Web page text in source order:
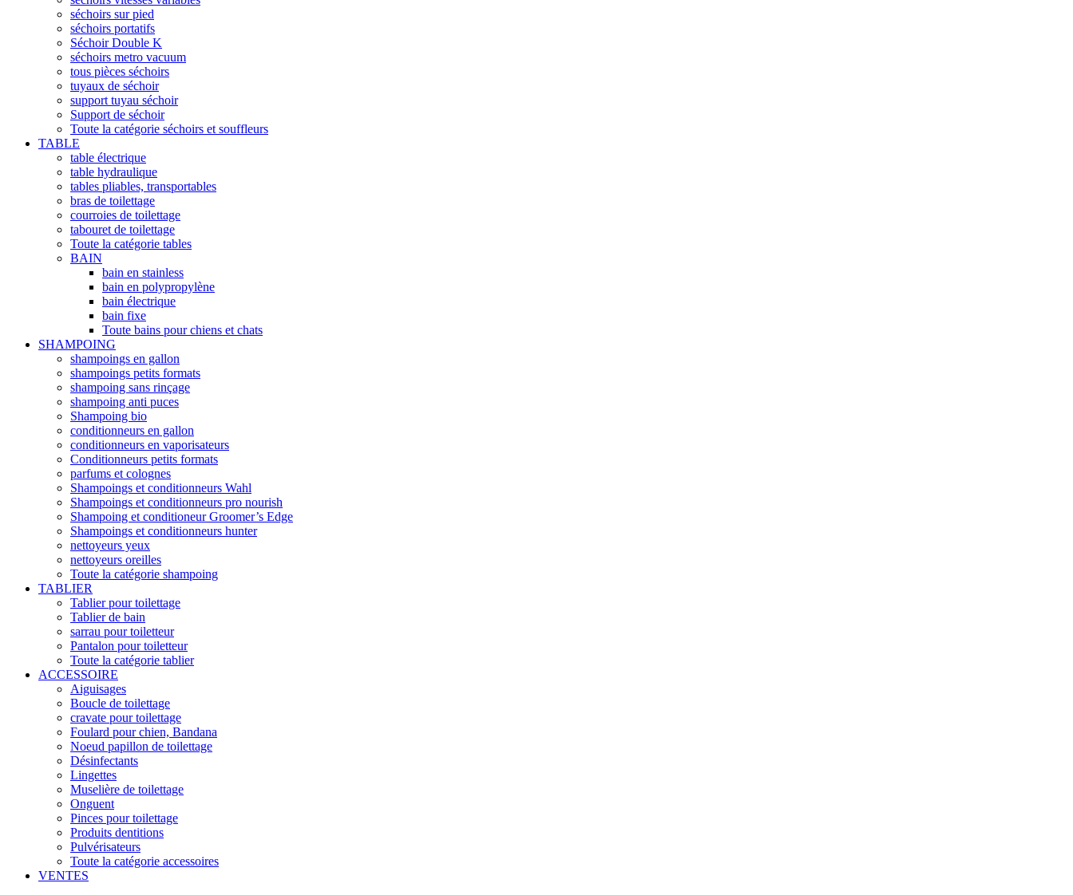
séchoirs sur pied
séchoirs portatifs
Séchoir Double K
séchoirs metro vacuum
tous pièces séchoirs
tuyaux de séchoir
support tuyau séchoir
Support de séchoir
Toute la catégorie séchoirs et souffleurs
TABLE
table électrique
table hydraulique
tables pliables, transportables
bras de toilettage
courroies de toilettage
tabouret de toilettage
Toute la catégorie tables
BAIN
bain en stainless
bain en polypropylène
bain électrique
bain fixe
Toute bains pour chiens et chats
SHAMPOING
shampoings en gallon
shampoings petits formats
shampoing sans rinçage
shampoing anti puces
Shampoing bio
conditionneurs en gallon
conditionneurs en vaporisateurs
Conditionneurs petits formats
parfums et colognes
Shampoings et conditionneurs Wahl
Shampoings et conditionneurs pro nourish
Shampoing et conditioneur Groomer’s Edge
Shampoings et conditionneurs hunter
nettoyeurs yeux
nettoyeurs oreilles
Toute la catégorie shampoing
TABLIER
Tablier pour toilettage
Tablier de bain
sarrau pour toiletteur
Pantalon pour toiletteur
Toute la catégorie tablier
ACCESSOIRE
Aiguisages
Boucle de toilettage
cravate pour toilettage
Foulard pour chien, Bandana
Noeud papillon de toilettage
Désinfectants
Lingettes
Muselière de toilettage
Onguent
Pinces pour toilettage
Produits dentitions
Pulvérisateurs
Toute la catégorie accessoires
VENTES